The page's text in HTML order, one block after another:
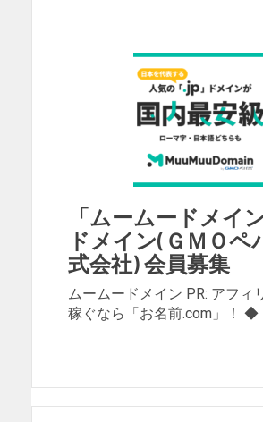
「ムームードメイ
ドメイン(ＧＭＯペ
式会社) 会員募集
ムームードメイン PR: アフィ
稼ぐなら「お名前.com」！ ◆